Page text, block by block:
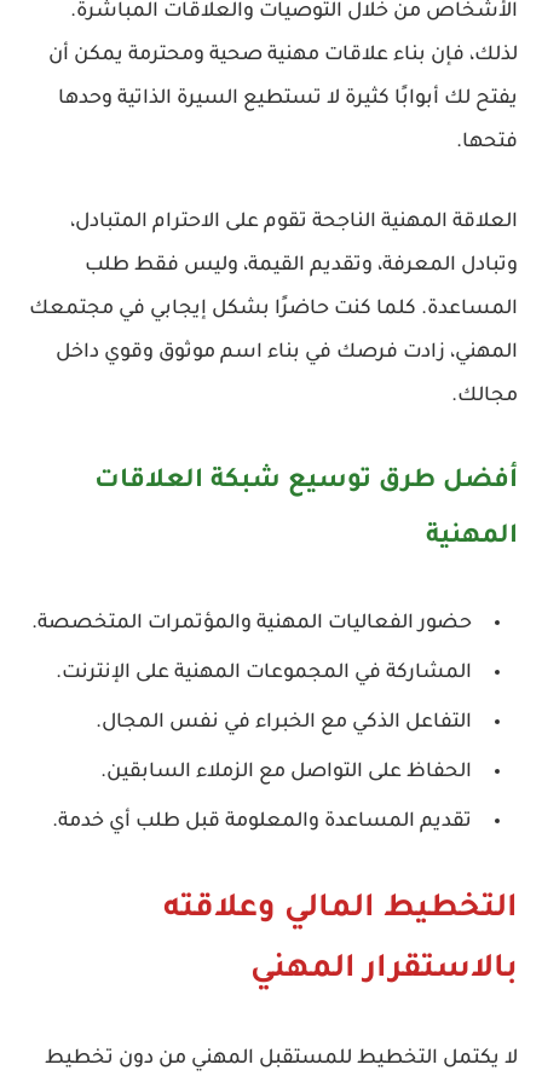
الأشخاص من خلال التوصيات والعلاقات المباشرة.
لذلك، فإن بناء علاقات مهنية صحية ومحترمة يمكن أن
يفتح لك أبوابًا كثيرة لا تستطيع السيرة الذاتية وحدها
فتحها.
العلاقة المهنية الناجحة تقوم على الاحترام المتبادل،
وتبادل المعرفة، وتقديم القيمة، وليس فقط طلب
المساعدة. كلما كنت حاضرًا بشكل إيجابي في مجتمعك
المهني، زادت فرصك في بناء اسم موثوق وقوي داخل
مجالك.
أفضل طرق توسيع شبكة العلاقات
المهنية
حضور الفعاليات المهنية والمؤتمرات المتخصصة.
المشاركة في المجموعات المهنية على الإنترنت.
التفاعل الذكي مع الخبراء في نفس المجال.
الحفاظ على التواصل مع الزملاء السابقين.
تقديم المساعدة والمعلومة قبل طلب أي خدمة.
التخطيط المالي وعلاقته
بالاستقرار المهني
لا يكتمل التخطيط للمستقبل المهني من دون تخطيط